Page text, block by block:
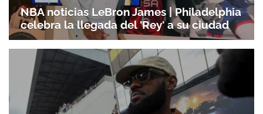
NBA noticias LeBron James | Philadelphia
celebra la llegada del 'Rey' a su ciudad